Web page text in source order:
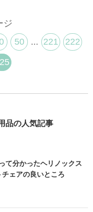
ジ
50 ... 221 222
品の人気記事
て分かったヘリノックス
ェアの良いところ